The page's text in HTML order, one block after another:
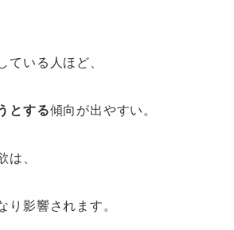
ている人ほど、
とする傾向が出やすい。
は、
り影響されます。